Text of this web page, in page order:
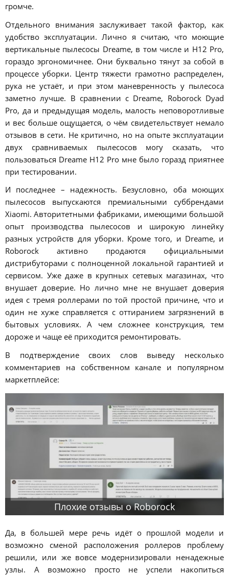
громче.
Отдельного внимания заслуживает такой фактор, как
удобство эксплуатации. Лично я считаю, что моющие
вертикальные пылесосы Dreame, в том числе и H12 Pro,
гораздо эргономичнее. Они буквально тянут за собой в
процессе уборки. Центр тяжести грамотно распределен,
рука не устаёт, и при этом маневренность у пылесоса
заметно лучше. В сравнении с Dreame, Roborock Dyad
Pro, да и предыдущая модель, малость неповоротливые
и вес больше ощущается, о чём свидетельствует немало
отзывов в сети. Не критично, но на опыте эксплуатации
двух сравниваемых пылесосов могу сказать, что
пользоваться Dreame H12 Pro мне было горазд приятнее
при тестировании.
И последнее – надежность. Безусловно, оба моющих
пылесосов выпускаются премиальными суббрендами
Xiaomi. Авторитетными фабриками, имеющими большой
опыт производства пылесосов и широкую линейку
разных устройств для уборки. Кроме того, и Dreame, и
Roborock активно продаются официальными
дистрибуторами с полноценной локальной гарантией и
сервисом. Уже даже в крупных сетевых магазинах, что
внушает доверие. Но лично мне не внушает доверия
идея с тремя роллерами по той простой причине, что и
один не хуже справляется с оттиранием загрязнений в
бытовых условиях. А чем сложнее конструкция, тем
дороже и чаще её приходится ремонтировать.
В подтверждение своих слов выведу несколько
комментариев на собственном канале и популярном
маркетплейсе:
Плохие отзывы о Roborock
Да, в большей мере речь идёт о прошлой модели и
возможно сменой расположения роллеров проблему
решили, или же вовсе модернизировали ненадежные
узлы. А возможно просто не успели накопиться